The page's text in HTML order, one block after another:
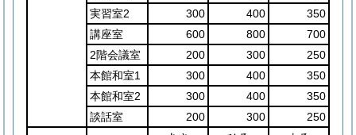
実習室2
300 400
350
講座室
600 800
700
2階会議室
200 300
250
本館和室1
300 400
350
本館和室2
300 400
350
談話室
200 300
250